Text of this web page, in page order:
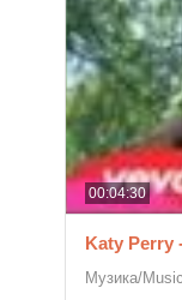
00:04:30
Katy Perry
Музика/Music